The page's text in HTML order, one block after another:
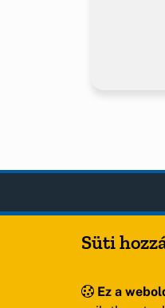
Község
Süti
Ez a